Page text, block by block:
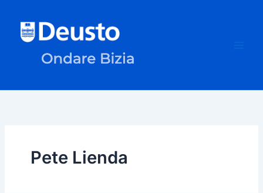
contenido
Pete Lienda